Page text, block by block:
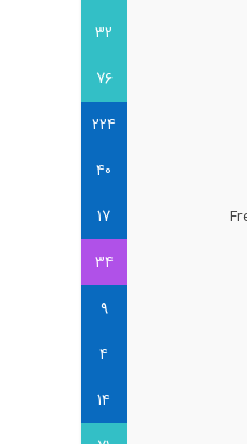
32
76
224
40
17
34
9
4
14